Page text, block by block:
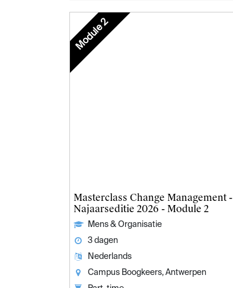
Module 2
Masterclass Change Management -
Najaarseditie 2026 - Module 2
Mens & Organisatie
3 dagen
Nederlands
Campus Boogkeers, Antwerpen